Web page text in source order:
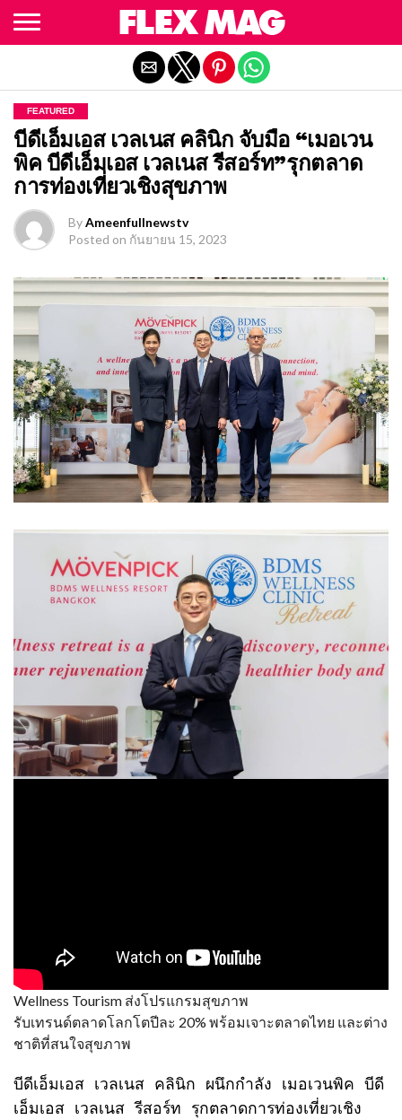
FEATURED
บีดีเอ็มเอส เวลเนส คลินิก จับมือ “เมอเวน
พิค บีดีเอ็มเอส เวลเนส รีสอร์ท”รุกตลาด
การท่องเที่ยวเชิงสุขภาพ
ByAmeenfullnewstv
Posted on กันยายน 15, 2023
Wellness Tourism ส่งโปรแกรมสุขภาพ
รับเทรนด์ตลาดโลกโตปีละ 20% พร้อมเจาะตลาดไทย และต่าง
ชาติที่สนใจสุขภาพ
บีดีเอ็มเอส เวลเนส คลินิก ผนึกกำลัง เมอเวนพิค บีดี
เอ็มเอส เวลเนส รีสอร์ท รุกตลาดการท่องเที่ยวเชิง
Exit mobile version